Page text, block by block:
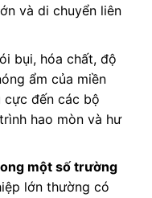
và di chuyển liên
bụi, hóa chất, độ
ẩm của miền
cực đến các bộ
hao mòn và hư
một số trường
lớn thường có